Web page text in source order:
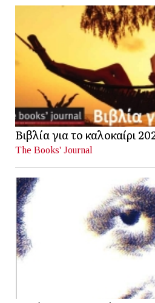
Βιβλία για το καλοκαίρι
The Books' Journal